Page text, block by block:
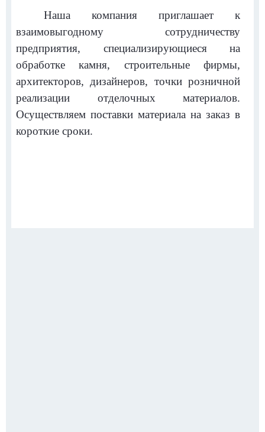
Наша компания приглашает к
взаимовыгодному сотрудничеству
предприятия, специализирующиеся на
обработке камня, строительные фирмы,
архитекторов, дизайнеров, точки розничной
реализации отделочных материалов.
Осуществляем поставки материала на заказ в
короткие сроки.